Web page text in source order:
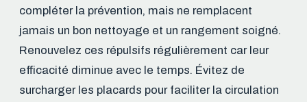
compléter la prévention, mais ne remplacent
jamais un bon nettoyage et un rangement soigné.
Renouvelez ces répulsifs régulièrement car leur
efficacité diminue avec le temps. Évitez de
surcharger les placards pour faciliter la circulation